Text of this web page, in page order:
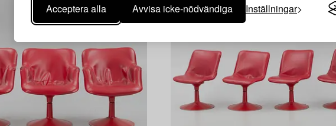
Acceptera alla Avvisa icke-nödvändiga Inställningar